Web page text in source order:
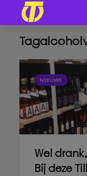
NIEUWS
Wel
Bij deze